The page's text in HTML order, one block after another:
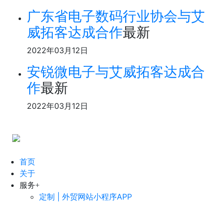
广东省电子数码行业协会与艾
威拓客达成合作最新
2022年03月12日
安锐微电子与艾威拓客达成合
作最新
2022年03月12日
首页
关于
服务+
定制 | 外贸网站小程序APP